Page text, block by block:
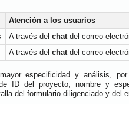
Atención a los usuarios
A través del chatdel correo
A través del chatdel correo
especificidad y análisis,
ID del proyecto, nombre y
del formulario diligenciado y del